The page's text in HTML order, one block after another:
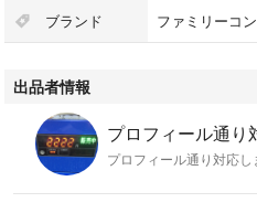
その他ソフトと一緒に同梱などの依
ます。
ファミコンゲームは下記のハッシュ
きます。
#タカシゲームファミコン
ブランド ファミリーコ
出品者情報
プロフィール通り対応し